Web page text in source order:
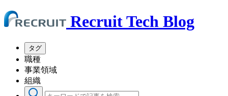
Recruit Tech Blog
タグ
職種
事業領域
組織